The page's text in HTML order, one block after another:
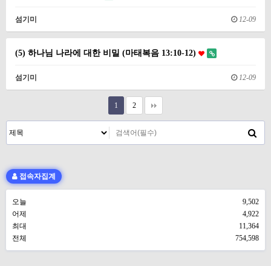
섬기미 12-09
(5) 하나님 나라에 대한 비밀 (마태복음 13:10-12)
섬기미 12-09
1 2
접속자집계
오늘
9,502
어제
4,922
최대
11,364
전체
754,598